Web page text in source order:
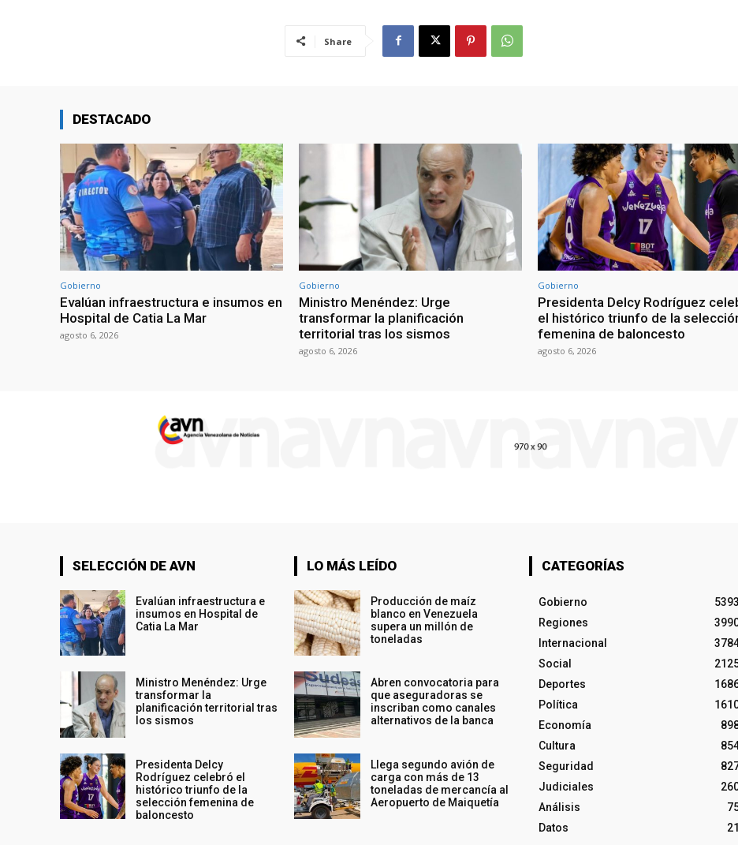
Share
DESTACADO
Gobierno
Evalúan infraestructura e insumos en
Hospital de Catia La Mar
agosto 6, 2026
Gobierno
Ministro Menéndez: Urge
transformar la planificación
territorial tras los sismos
agosto 6, 2026
Gobierno
Presidenta Delcy Rodríguez
el histórico triunfo de la
femenina de baloncesto
agosto 6, 2026
SELECCIÓN DE AVN
Evalúan infraestructura e
insumos en Hospital de
Catia La Mar
Ministro Menéndez: Urge
transformar la
planificación territorial tras
los sismos
Presidenta Delcy
Rodríguez celebró el
histórico triunfo de la
selección femenina de
baloncesto
LO MÁS LEÍDO
Producción de maíz
blanco en Venezuela
supera un millón de
toneladas
Abren convocatoria para
que aseguradoras se
inscriban como canales
alternativos de la banca
Llega segundo avión de
carga con más de 13
toneladas de mercancía al
Aeropuerto de Maiquetía
CATEGORÍAS
Gobierno
5393
Regiones
Internacional
Social
Deportes
Política
Economía
Cultura
Seguridad
Judiciales
Análisis
Datos
21